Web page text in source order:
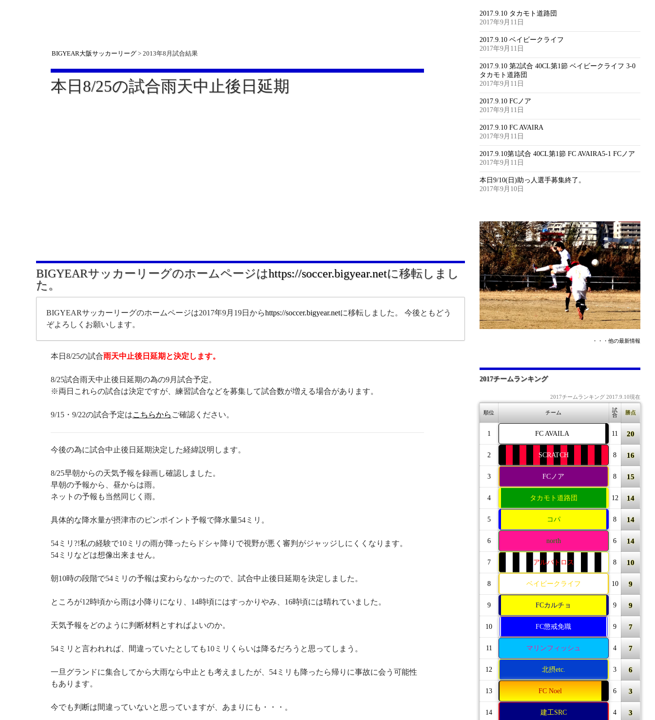
BIGYEAR大阪サッカーリーグ> 2013年8月試合結果
本日8/25の試合雨天中止後日延期
BIGYEARサッカーリーグのホームページはhttps://soccer.bigyear.netに移転しまし
た。
BIGYEARサッカーリーグのホームページは2017年9月19日からhttps://soccer.bigyear.netに移転しました。 今後ともどう
ぞよろしくお願いします。
本日8/25の試合雨天中止後日延期と決定します。
8/25試合雨天中止後日延期の為の9月試合予定。
※両日これらの試合は決定ですが、練習試合などを募集して試合数が増える場合があります。
9/15・9/22の試合予定はこちらから ご確認ください。
今後の為に試合中止後日延期決定した経緯説明します。
8/25早朝からの天気予報を録画し確認しました。
早朝の予報から、昼からは雨。
ネットの予報も当然同じく雨。
具体的な降水量が摂津市のピンポイント予報で降水量54ミリ。
54ミリ?!私の経験で10ミリの雨が降ったらドシャ降りで視野が悪く審判がジャッジしにくくなります。
54ミリなどは想像出来ません。
朝10時の段階で54ミリの予報は変わらなかったので、試合中止後日延期を決定しました。
ところが12時頃から雨は小降りになり、14時頃にはすっかりやみ、16時頃には晴れていました。
天気予報をどのように判断材料とすればよいのか。
54ミリと言われれば、間違っていたとしても10ミリくらいは降るだろうと思ってしまう。
一旦グランドに集合してから大雨なら中止とも考えましたが、54ミリも降ったら帰りに事故に会う可能性
もあります。
今でも判断は間違っていないと思っていますが、あまりにも・・・。
2017.9.10 タカモト道路団
2017年9月11日
2017.9.10 ベイビークライフ
2017年9月11日
2017.9.10 第2試合 40CL第1節 ベイビークライフ 3-0
タカモト道路団
2017年9月11日
2017.9.10 FCノア
2017年9月11日
2017.9.10 FC AVAIRA
2017年9月11日
2017.9.10第1試合 40CL第1節 FC AVAIRA5-1 FCノア
2017年9月11日
本日9/10(日)助っ人選手募集終了。
2017年9月10日
・・・他の最新情報
2017チームランキング
2017チームランキング 2017.9.10現在
順位 チーム
試
合
勝点
1 FC AVAILA 11 20
2 SCRATCH 8 16
3 FCノア 8 15
4 タカモト道路団 12 14
5 コパ 8 14
6 north 6 14
7 アルバトロス 8 10
8 ベイビークライフ 10 9
9 FCカルチョ 9 9
10 FC懲戒免職 9 7
11 マリンフィッシュ 4 7
12 北摂etc. 3 6
13 FC Noel 6 3
14 建工SRC 4 3